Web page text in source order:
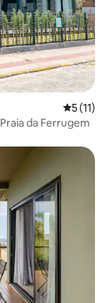
5 (11)
da Ferrugem